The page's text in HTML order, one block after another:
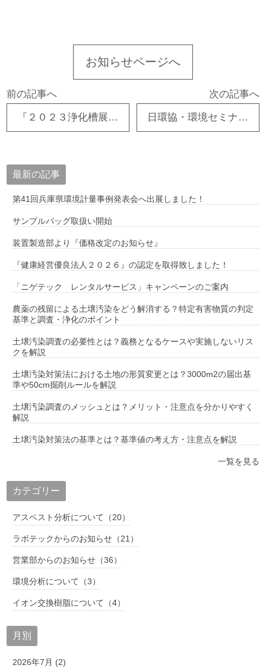
お知らせページへ
前の記事へ
『２０２３浄化槽展』 出展しております！
次の記事へ
日環協・環境セミナー全国大会へ参加しました！
最新の記事
第41回兵庫県環境計量事例発表会へ出展しました！
サンプルバッグ取扱い開始
装置製造部より『価格改定のお知らせ』
『健康経営優良法人２０２６』の認定を取得致しました！
「ニゲテック レンタルサービス」キャンペーンのご案内
農薬の残留による土壌汚染をどう解消する？特定有害物質の判定
基準と調査・浄化のポイント
土壌汚染調査の必要性とは？義務となるケースや実施しないリス
クを解説
土壌汚染対策法における土地の形質変更とは？3000m2の届出基
準や50cm掘削ルールを解説
土壌汚染調査のメッシュとは？メリット・注意点を分かりやすく
解説
土壌汚染対策法の基準とは？基準値の考え方・注意点を解説
一覧を見る
カテゴリー
アスベスト分析について（20）
ラボテックからのお知らせ（21）
営業部からのお知らせ（36）
環境分析について（3）
イオン交換樹脂について（4）
月別
2026年7月 (2)